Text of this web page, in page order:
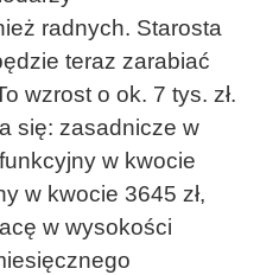
radnych. Starosta
teraz zarabiać
wzrost o ok. 7 tys. zł.
się: zasadnicze w
w kwocie
w kwocie 3645 zł,
w wysokości